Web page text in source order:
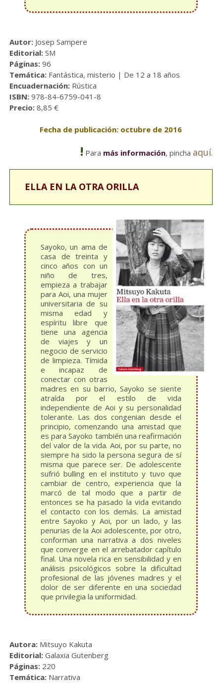
Autor: Josep Sampere
Editorial:SM
Páginas:96
Temática:Fantástica, misterio | De 12 a 18 años
Encuadernación:Rústica
ISBN: 978-84-6759-041-8
Precio:8,85 €
Fecha de publicación: octubre de 2016
! Para más información, pincha aquí.
ELLA EN LA OTRA ORILLA
Sayoko, un ama de
casa de treinta y
cinco años con un
niño de tres,
empieza a trabajar
para Aoi, una mujer
universitaria de su
misma edad y
espíritu libre que
tiene una agencia
de viajes y un
negocio de servicio
de limpieza. Tímida
e incapaz de
conectar con otras
madres en su barrio, Sayoko se siente
atraída por el estilo de vida
independiente de Aoi y su personalidad
tolerante. Las dos congenian desde el
principio, comenzando una amistad que
es para Sayoko también una reafirmación
del valor de la vida. Aoi, por su parte, no
siempre ha sido la persona segura de sí
misma que parece ser. De adolescente
sufrió bulling en el instituto y tuvo que
cambiar de centro, experiencia que la
marcó de tal modo que a partir de
entonces se ha pasado la vida evitando
el contacto con los demás. La amistad
entre Sayoko y Aoi, por un lado, y las
penurias de la Aoi adolescente, por otro,
conforman una narrativa a dos niveles
que converge en el arrebatador capítulo
final. Una novela rica en sensibilidad y en
análisis psicológicos sobre la dificultad
profesional de las jóvenes madres y el
dolor de ser diferente en una sociedad
que privilegia la uniformidad.
Autora: Mitsuyo Kakuta
Editorial:Galaxia Gutenberg
Páginas:220
Temática:Narrativa